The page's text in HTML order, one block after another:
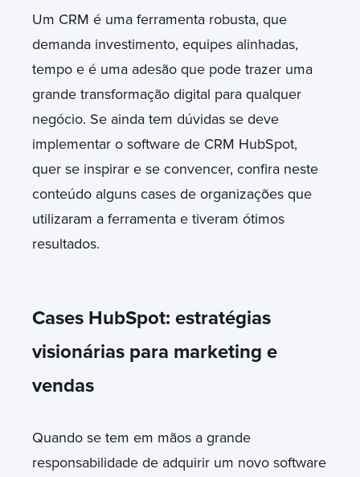
Um CRM é uma ferramenta robusta, que
demanda investimento, equipes alinhadas,
tempo e é uma adesão que pode trazer uma
grande transformação digital para qualquer
negócio. Se ainda tem dúvidas se deve
implementar o software de CRM HubSpot,
quer se inspirar e se convencer, confira neste
conteúdo alguns cases de organizações que
utilizaram a ferramenta e tiveram ótimos
resultados.
Cases HubSpot: estratégias
visionárias para marketing e
vendas
Quando se tem em mãos a grande
responsabilidade de adquirir um novo software